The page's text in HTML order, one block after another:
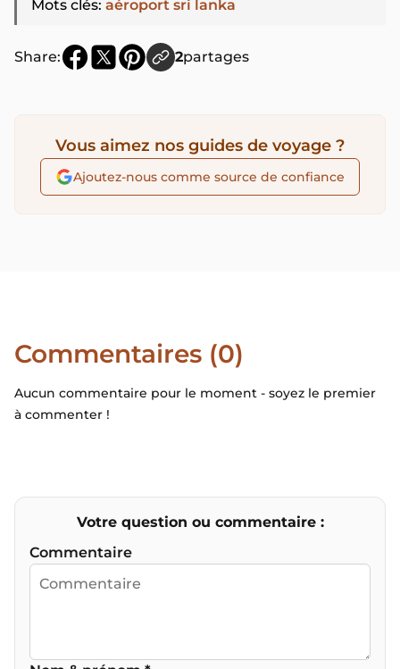
Mots clés: aéroport sri lanka
Share: 2partages
Vous aimez nos guides de voyage ?
Ajoutez-nous comme source de confiance
Commentaires (0)
Aucun commentaire pour le moment - soyez le premier
à commenter !
Votre question ou commentaire :
Commentaire